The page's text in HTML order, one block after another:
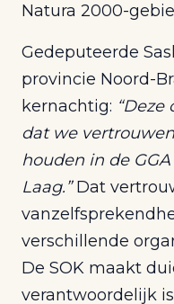
Natura 2000-
Gedeputeerde
provincie Noord-
kernachtig:
dat we
houden in de
Laag.”Dat
verschillende
De SOK maakt
verantwoordelijk